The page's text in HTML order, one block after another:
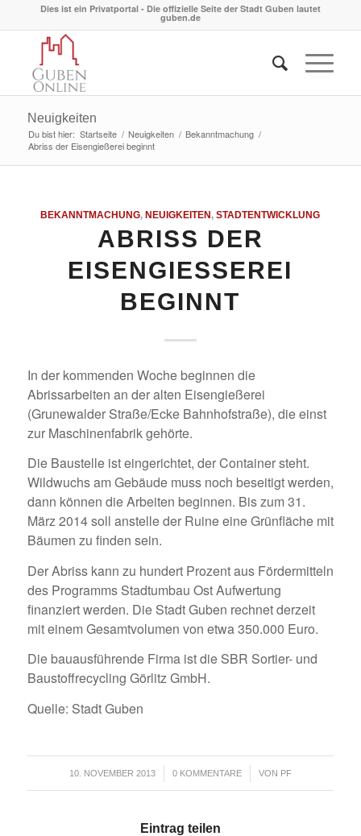
Dies ist ein Privatportal - Die offizielle Seite der Stadt Guben lautet
guben.de
Neuigkeiten
Du bist hier: Startseite / Neuigkeiten / Bekanntmachung /
Abriss der Eisengießerei beginnt
BEKANNTMACHUNG,NEUIGKEITEN,STADTENTWICKLUNG
ABRISS DER
EISENGIESSEREI B
EGINNT
In der kommenden Woche beginnen die
Abrissarbeiten an der alten Eisengießerei
(Grunewalder Straße/Ecke Bahnhofstraße), die einst
zur Maschinenfabrik gehörte.
Die Baustelle ist eingerichtet, der Container steht.
Wildwuchs am Gebäude muss noch beseitigt werden,
dann können die Arbeiten beginnen. Bis zum 31.
März 2014 soll anstelle der Ruine eine Grünfläche mit
Bäumen zu finden sein.
Der Abriss kann zu hundert Prozent aus Fördermitteln
des Programms Stadtumbau Ost Aufwertung
finanziert werden. Die Stadt Guben rechnet derzeit
mit einem Gesamtvolumen von etwa 350.000 Euro.
Die bauausführende Firma ist die SBR Sortier- und
Baustoffrecycling Görlitz GmbH.
Quelle: Stadt Guben
10. NOVEMBER 2013
/ 0 KOMMENTARE
/ VON PF
Eintrag teilen